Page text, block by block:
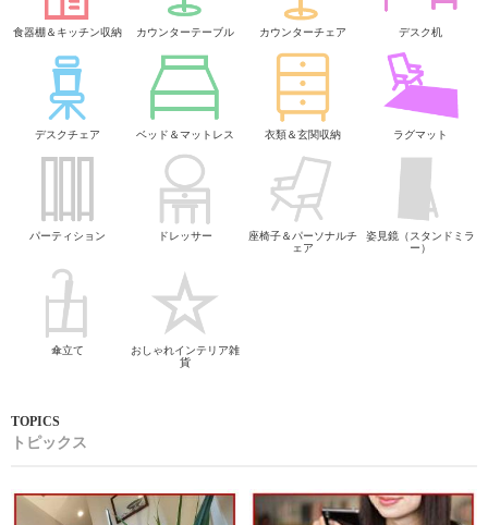
食器棚＆キッチン収納 カウンターテーブル カウンターチェア デスク机
デスクチェア ベッド＆マットレス 衣類＆玄関収納 ラグマット
パーティション ドレッサー
座椅子＆パーソナルチ
ェア
姿見鏡（スタンドミラ
ー）
傘立て
おしゃれインテリア雑
貨
トピックス